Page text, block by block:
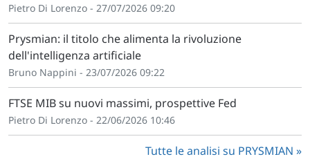
Pietro Di Lorenzo - 27/07/2026 09:20
Prysmian: il titolo che alimenta la rivoluzione
dell'intelligenza artificiale
Bruno Nappini - 23/07/2026 09:22
FTSE MIB su nuovi massimi, prospettive Fed
Pietro Di Lorenzo - 22/06/2026 10:46
Tutte le analisi su PRYSMIAN